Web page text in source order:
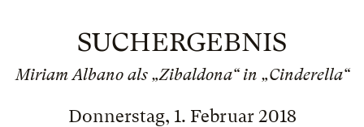
SUCHERGEBNIS
Miriam Albano als „Zibaldona“ in „Cinderella“
Donnerstag, 1. Februar 2018